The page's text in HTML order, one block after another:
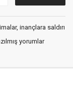
inançlara saldırı
yorumlar